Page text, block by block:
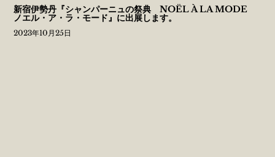
新宿伊勢丹『シャンパーニュの祭典 NOËL À LA MODE
ノエル・ア・ラ・モード』に出展します。
2023年10月25日